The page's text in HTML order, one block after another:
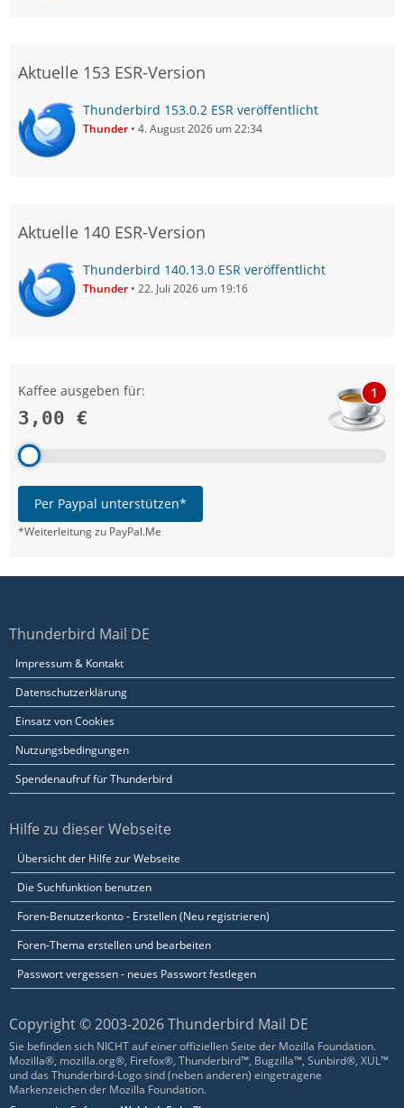
Aktuelle 153 ESR-Version
Thunderbird 153.0.2 ESR veröffentlicht
Thunder 4. August 2026 um 22:34
Aktuelle 140 ESR-Version
Thunderbird 140.13.0 ESR veröffentlicht
Thunder 22. Juli 2026 um 19:16
Kaffee ausgeben für:
3,00 €
1
Per Paypal unterstützen*
*Weiterleitung zu PayPal.Me
Thunderbird Mail DE
Impressum & Kontakt
Datenschutzerklärung
Einsatz von Cookies
Nutzungsbedingungen
Spendenaufruf für Thunderbird
Hilfe zu dieser Webseite
Übersicht der Hilfe zur Webseite
Die Suchfunktion benutzen
Foren-Benutzerkonto - Erstellen (Neu registrieren)
Foren-Thema erstellen und bearbeiten
Passwort vergessen - neues Passwort festlegen
Copyright © 2003-2026 Thunderbird Mail DE
Sie befinden sich NICHT auf einer offiziellen Seite der Mozilla Foundation.
Mozilla®, mozilla.org®, Firefox®, Thunderbird™, Bugzilla™, Sunbird®, XUL™
und das Thunderbird-Logo sind (neben anderen) eingetragene
Markenzeichen der Mozilla Foundation.